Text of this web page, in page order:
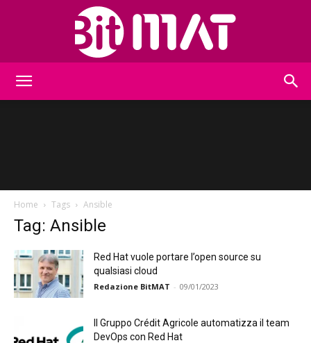
Home Tags Ansible
Tag: Ansible
Red Hat vuole portare l’open source su
qualsiasi cloud
Redazione BitMAT - 09/01/2023
Il Gruppo Crédit Agricole automatizza il team
DevOps con Red Hat